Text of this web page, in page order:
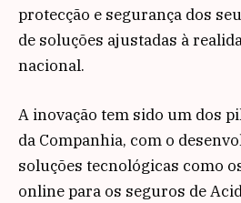
protecção e segurança dos
de soluções ajustadas à
nacional.
A inovação tem sido um dos
da Companhia, com o
soluções tecnológicas como
online para os seguros de